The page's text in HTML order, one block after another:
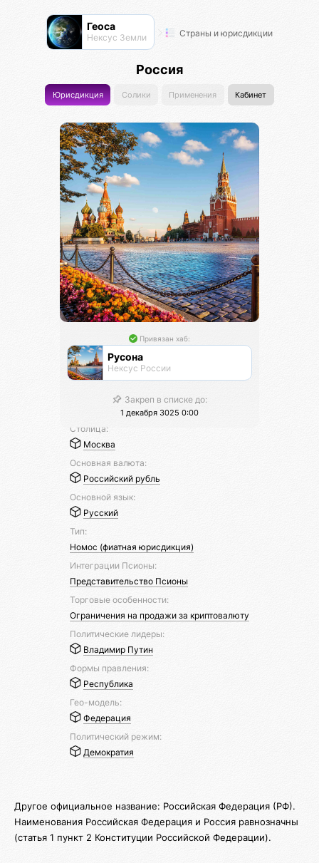
Геоса
Нексус Земли Страны и юрисдикции
Россия
Юрисдикция Солики Применения Кабинет
Привязан хаб:
Русона
Нексус России
Закреп в списке до:
1 декабря 3025 0:00
Столица:
Москва
Основная валюта:
Российский рубль
Основной язык:
Русский
Тип:
Номос (фиатная юрисдикция)
Интеграции Псионы:
Представительство Псионы
Торговые особенности:
Ограничения на продажи за криптовалюту
Политические лидеры:
Владимир Путин
Формы правления:
Республика
Гео-модель:
Федерация
Политический режим:
Демократия
Другое официальное название: Российская Федерация (РФ).
Наименования Российская Федерация и Россия равнозначны
(статья 1 пункт 2 Конституции Российской Федерации).